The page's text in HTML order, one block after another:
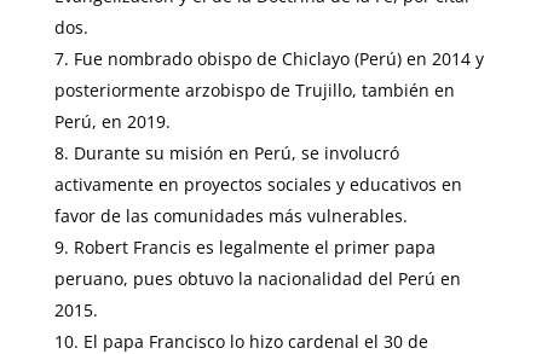
dos.
Fue nombrado obispo de Chiclayo (Perú) en 2014 y
posteriormente arzobispo de Trujillo, también en
Perú, en 2019.
Durante su misión en Perú, se involucró
activamente en proyectos sociales y educativos en
favor de las comunidades más vulnerables.
Robert Francis es legalmente el primer papa
peruano, pues obtuvo la nacionalidad del Perú en
2015.
El papa Francisco lo hizo cardenal el 30 de